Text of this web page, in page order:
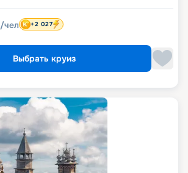
/чел +2 027
Выбрать круиз